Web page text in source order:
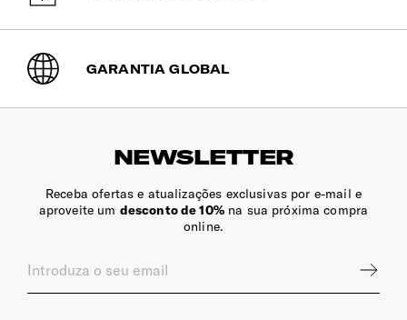
GARANTIA GLOBAL
NEWSLETTER
Receba ofertas e atualizações exclusivas por e-mail e
aproveite um desconto de 10%na sua próxima compra
online.